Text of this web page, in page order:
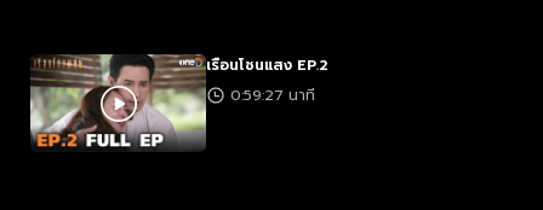
เรือนโชนแสง EP.2
0:59:27 นาที